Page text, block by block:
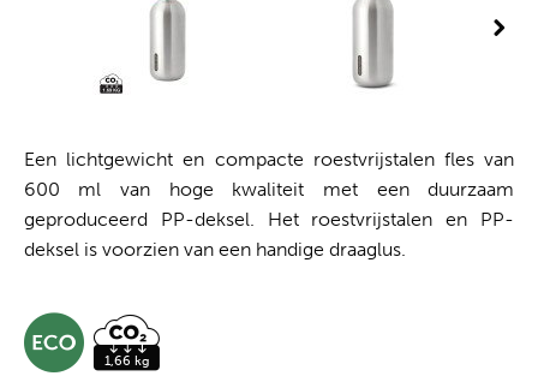
Een lichtgewicht en compacte roestvrijstalen fles van
600 ml van hoge kwaliteit met een duurzaam
geproduceerd PP-deksel. Het roestvrijstalen en PP-
deksel is voorzien van een handige draaglus.